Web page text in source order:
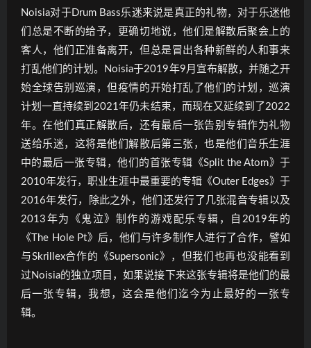
Noisia对于Drum Bass乐迷来说是真正的礼物，对于乐迷他
们总是不断的给予，更确切地说，他们是解散后聚会上的
客人，他们正准备离开，但总是冒出各种新鲜的人和事来
打乱他们的计划。Noisia于2019年9月宣布解散，并随之开
始全球告别巡演，但疫情的开始打乱了他们的计划，巡演
计划一直持续到2021年仍未结束，而现在又延续到了2022
年。在他们真正解散后，还有最后一张告别专辑作为礼物
送给乐迷，这将是他们解散后第三张，也是他们音乐生涯
中的最后一张专辑，他们的首张专辑《Split the Atom》于
2010年发行，职业生涯中最重要的专辑《Outer Edges》于
2016年发行，除此之外，他们还发行了几张混音专辑以及
2013年为《鬼泣》制作的游戏配乐专辑，自2019年的
《The Hole Pt》后，他们与许多制作人进行了合作，譬如
与Skrillex合作的《Supersonic》，但我们也再也没能看到
过Noisia的独立项目，如果说接下来这张专辑将是他们的最
后一张专辑，我想，这会是他们迄今为止最好的一张专
辑。